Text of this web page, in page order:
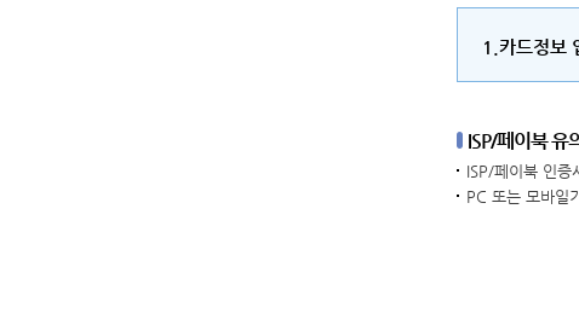
1.카드정보
ISP/페이북 유
ISP/페이북 인증
PC 또는 모바일